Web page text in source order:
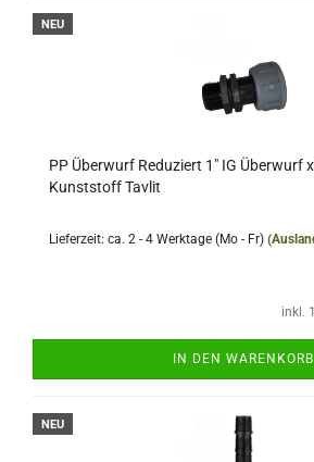
NEU
PP Überwurf Reduziert 1" IG Überwurf
Kunststoff Tavlit
Lieferzeit: ca. 2 - 4 Werktage (Mo - Fr)
inkl.
IN DEN WARENKORB
NEU